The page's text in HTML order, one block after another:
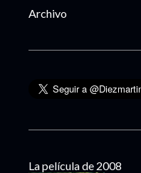
Archivo
La película de 2008